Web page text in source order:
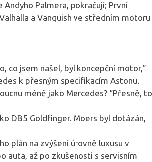
Palmera, pokračují; První
a Vanquish ve středním motoru
co jsem našel, byl koncepční motor,”
k přesným specifikacím Astonu.
méně jako Mercedes? “Přesně, to
DB5 Goldfinger. Moers byl dotázán,
plán na zvýšení úrovně luxusu v
auta, až po zkušenosti s servisním